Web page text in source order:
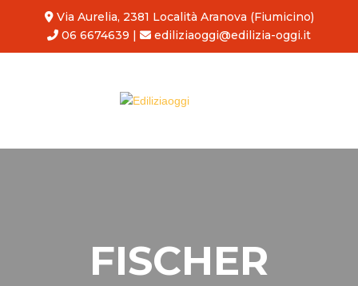
Via Aurelia, 2381 Località Aranova (Fiumicino)
06 6674639 | ediliziaoggi@edilizia-oggi.it
FISCHER